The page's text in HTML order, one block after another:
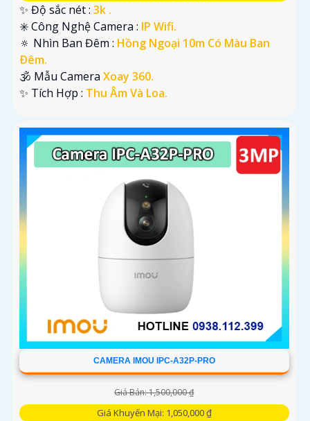
✨ Độ sắc nét : 3k .
✳️ Công Nghệ Camera : IP Wifi.
🔅 Nhìn Ban Đêm : Hồng Ngoại 10m Có Màu Ban
Ðêm.
🕉️ Mẫu Camera Xoay 360.
️✨ Tích Hợp : Thu Âm Và Loa.
CAMERA IMOU IPC-A32P-PRO
Giá Bán: 1,500,000 ₫
Giá Khuyến Mại: 1,050,000 ₫